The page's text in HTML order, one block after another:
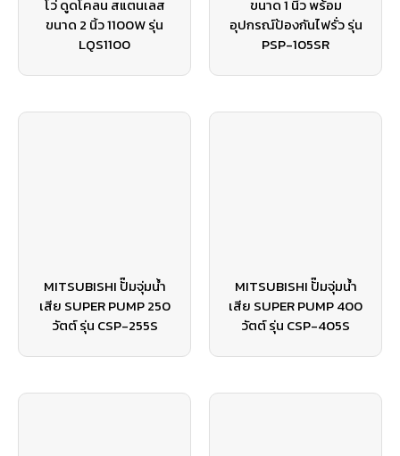
โว่ ดูดโคลน สแตนเลส
ขนาด 2 นิ้ว 1100W รุ่น
LQS1100
ขนาด 1 นิ้ว พร้อม
อุปกรณ์ป้องกันไฟรั่ว รุ่น
PSP-105SR
MITSUBISHI ปั๊มจุ่มน้ำ
เสีย SUPER PUMP 250
วัตต์ รุ่น CSP-255S
MITSUBISHI ปั๊มจุ่มน้ำ
เสีย SUPER PUMP 400
วัตต์ รุ่น CSP-405S